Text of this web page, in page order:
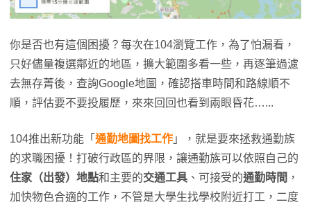
你是否也有這個困擾？每次在104瀏覽工作，為了怕漏看，
只好儘量複選鄰近的地區，擴大範圍多看一些，再逐筆過濾
去無存菁後，查詢Google地圖，確認搭車時間和路線順不
順，評估要不要投履歷，來來回回也看到兩眼昏花…...
104推出新功能「 通勤地圖找工作 」，就是要來拯救通勤族
的求職困擾！打破行政區的界限，讓通勤族可以依照自己的
住家（出發）地點和主要的交通工具 、可接受的通勤時間 ，
加快物色合適的工作，不管是大學生找學校附近打工，二度